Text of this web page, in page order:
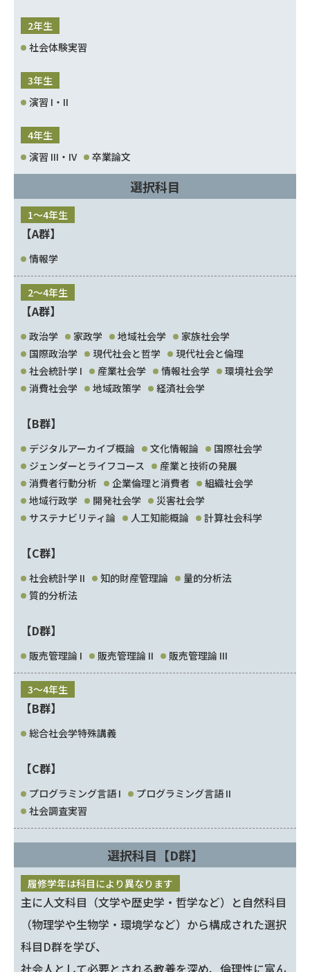
2年生
社会体験実習
3年生
演習 I・II
4年生
演習 III・IV
卒業論文
選択科目
1～4年生
【A群】
情報学
2～4年生
【A群】
政治学 家政学 地域社会学
家族社会学
国際政治学
現代社会と哲学
現代社会と倫理
社会統計学 I
産業社会学 情報社会学
環境社会学
消費社会学
地域政策学 経済社会学
【B群】
デジタルアーカイブ概論 文化情報論
国際社会学
ジェンダーとライフコース
産業と技術の発展
消費者行動分析
企業倫理と消費者
組織社会学
地域行政学
開発社会学
災害社会学
サステナビリティ論
人工知能概論 計算社会科学
【C群】
社会統計学 II 知的財産管理論
量的分析法
質的分析法
【D群】
販売管理論 I 販売管理論 II 販売管理論 III
3～4年生
【B群】
総合社会学特殊講義
【C群】
プログラミング言語 I
プログラミング言語 II
社会調査実習
選択科目【D群】
履修学年は科目により異なります
主に人文科目（文学や歴史学・哲学など）と自然科目
（物理学や生物学・環境学など）から構成された選択
科目D群を学び、
社会人として必要とされる教養を深め、倫理性に富ん